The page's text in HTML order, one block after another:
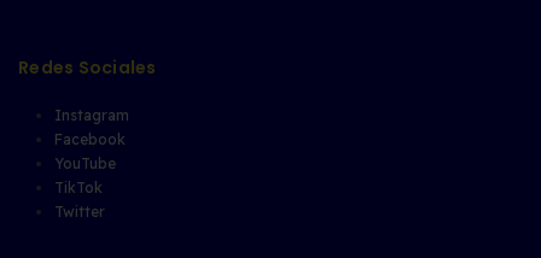
Redes Sociales
Instagram
Facebook
YouTube
TikTok
Twitter